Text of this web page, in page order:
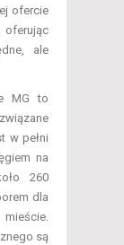
ofercie
oferując
ale
MG to
w pełni
na
260
dla
są